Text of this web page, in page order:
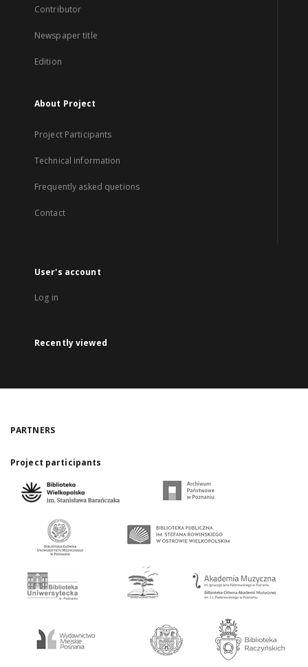
Contributor
Newspaper title
Edition
About Project
Project Participants
Technical information
Frequently asked quetions
Contact
User's account
Log in
Recently viewed
PARTNERS
Project participants